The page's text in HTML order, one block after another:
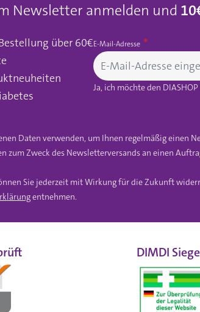
Newsletter anmelden und
über 60€E-Mail-Adresse
Ja, ich möchte den
Daten verwenden, um Ihnen regelmäßig einen
zum Zweck des Newsletterversands an einen
Sie jederzeit mit Wirkung für die Zukunft
entnehmen.
DIMDI